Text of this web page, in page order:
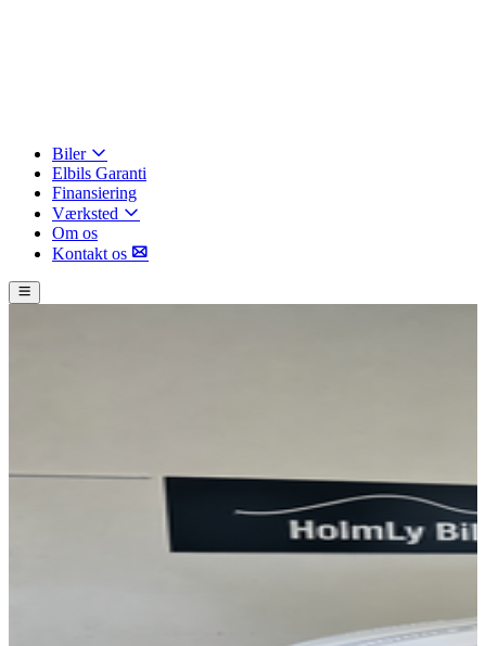
Biler
Elbils Garanti
Finansiering
Værksted
Om os
Kontakt os